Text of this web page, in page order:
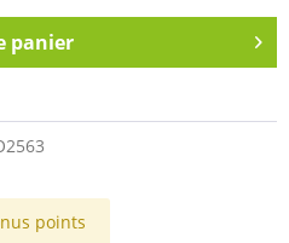
panier
points